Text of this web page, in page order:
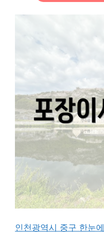
인천광역시 중구 한눈에